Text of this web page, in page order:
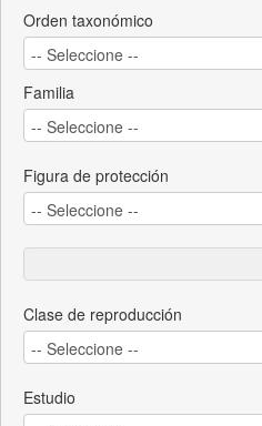
Orden taxonómico
Familia
Figura de protección
Clase de reproducción
Estudio